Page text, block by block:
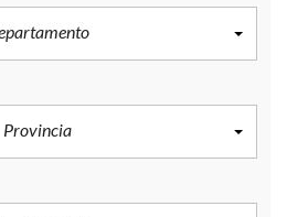
Provincia